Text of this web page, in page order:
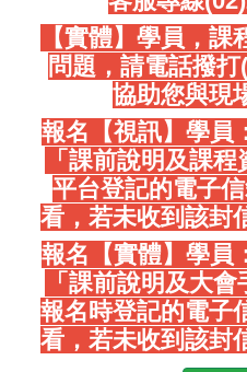
【實體】學員，
問題，請電話撥
協助您與現
報名【視訊】學員
「課前說明及課
平台登記的電子
看，若未收到該封
報名【實體】學員
「課前說明及大
報名時登記的電子
看，若未收到該封